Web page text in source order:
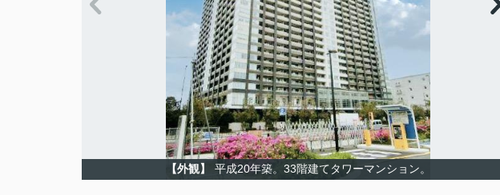
【外観】 平成20年築。33階建てタワーマンション。